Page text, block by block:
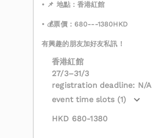
• 📌 地點：香港紅館
• 💰票價：680---1380HKD
有興趣的朋友加好友私訊！
香港紅館
27/3–31/3
registration deadline: N/A
event time slots (1)
HKD 680-1380